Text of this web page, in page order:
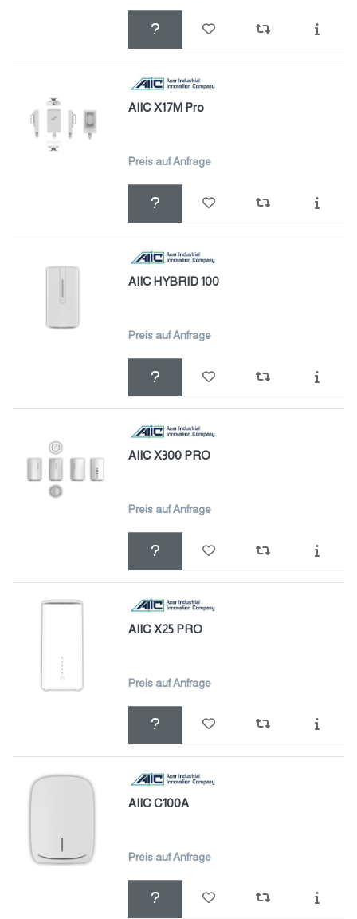
AIIC X17M Pro
Preis auf Anfrage
AIIC HYBRID 100
Preis auf Anfrage
AIIC X300 PRO
Preis auf Anfrage
AIIC X25 PRO
Preis auf Anfrage
AIIC C100A
Preis auf Anfrage